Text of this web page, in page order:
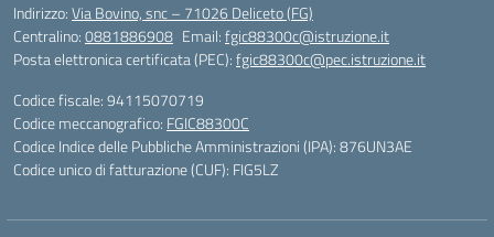
Indirizzo:Via Bovino, snc – 71026 Deliceto (FG)
Centralino:0881886908 Email:fgic88300c@istruzione.it
Posta elettronica certificata (PEC):fgic88300c@pec.istruzione.it
Codice fiscale: 94115070719
Codice meccanografico: FGIC88300C
Codice Indice delle Pubbliche Amministrazioni (IPA): 876UN3AE
Codice unico di fatturazione (CUF): FIG5LZ